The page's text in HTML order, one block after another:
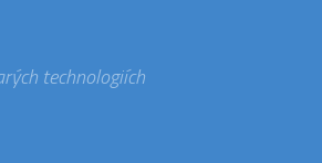
technologiích